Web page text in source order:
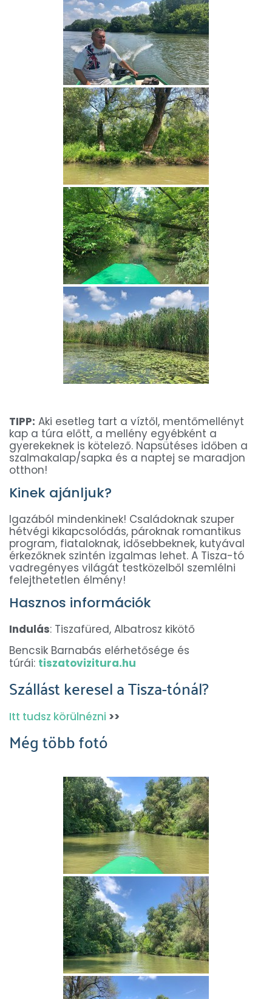
TIPP: Aki esetleg tart a víztől, mentőmellényt
kap a túra előtt, a mellény egyébként a
gyerekeknek is kötelező. Napsütéses időben a
szalmakalap/sapka és a naptej se maradjon
otthon!
Kinek ajánljuk?
Igazából mindenkinek! Családoknak szuper
hétvégi kikapcsolódás, pároknak romantikus
program, fiataloknak, idősebbeknek, kutyával
érkezőknek szintén izgalmas lehet. A Tisza-tó
vadregényes világát testközelből szemlélni
felejthetetlen élmény!
Hasznos információk
Indulás: Tiszafüred, Albatrosz kikötő
Bencsik Barnabás elérhetősége és
túrái: tiszatovizitura.hu
Szállást keresel a Tisza-tónál?
Itt tudsz körülnézni >>
Még több fotó